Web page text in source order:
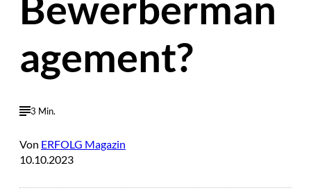
agement?
3 Min.
Von ERFOLG Magazin
10.10.2023